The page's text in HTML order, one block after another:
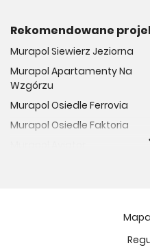
Rekomendowane
Murapol Siewierz Jeziorna
Murapol Apartamenty Na
Wzgórzu
Murapol Osiedle Ferrovia
Murapol Osiedle Faktoria
Murapol Osiedle Szafirove